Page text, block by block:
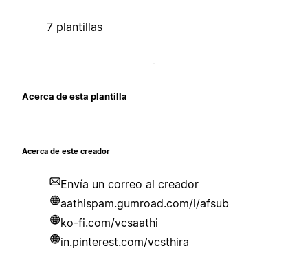
7 plantillas
Acerca de esta plantilla
Acerca de este creador
Envía un correo al creador
aathispam.gumroad.com/l/afsub
ko-fi.com/vcsaathi
in.pinterest.com/vcsthira